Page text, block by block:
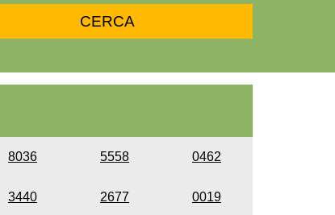
8036 5558 0462
3440 2677 0019